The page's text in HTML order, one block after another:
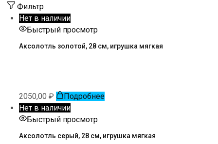
Фильтр
Нет в наличии
Быстрый просмотр
Аксолотль золотой, 28 см, игрушка мягкая
2050,00 ₽
Подробнее
Нет в наличии
Быстрый просмотр
Аксолотль серый, 28 см, игрушка мягкая